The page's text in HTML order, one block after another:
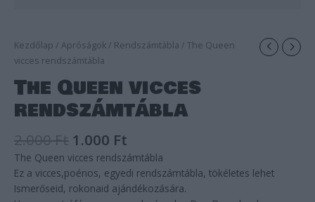
Kezdőlap / Apróságok/ Rendszámtábla / The Queen
vicces rendszámtábla
The Queen vicces
rendszámtábla
2.000Ft 1.000 Ft
The Queen vicces rendszámtábla
Ez a vicces,poénos, egyedi rendszámtábla, tökéletes lehet
Ismerőseid, rokonaid ajándékozására.